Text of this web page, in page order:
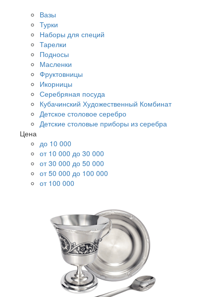
Вазы
Турки
Наборы для специй
Тарелки
Подносы
Масленки
Фруктовницы
Икорницы
Серебряная посуда
Кубачинский Художественный Комбинат
Детское столовое серебро
Детские столовые приборы из серебра
Цена
до 10 000
от 10 000 до 30 000
от 30 000 до 50 000
от 50 000 до 100 000
от 100 000